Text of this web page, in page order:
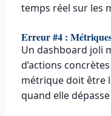
temps réel sur les
Erreur #4 :
Un dashboard joli
d’actions
métrique doit être
quand elle